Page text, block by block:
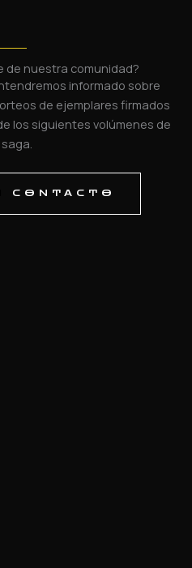
de nuestra comunidad?
informado sobre
de ejemplares firmados
los siguientes volúmenes de
CONTACTO